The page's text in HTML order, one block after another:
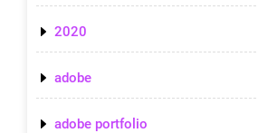
2020
adobe
adobe portfolio